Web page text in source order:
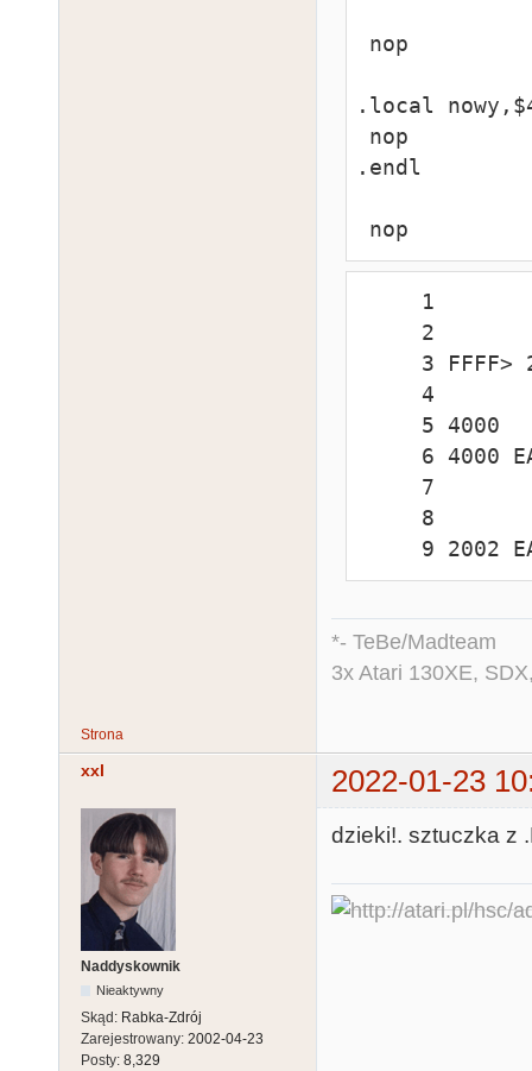
.local
.endl
nop
9
*- TeBe/Madteam
3x Atari 130XE,
Strona
xxl 2022-01-23
Naddyskownik
Nieaktywny
Skąd: Rabka-Zdrój
Zarejestrowany: 2002-04-23
Posty: 8,329
dzieki!. sztuczka z